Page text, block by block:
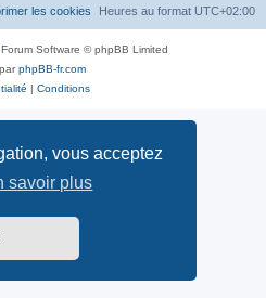
vous acceptez
savoir plus
Heures au format UTC+02:00
les cookies
Software © phpBB Limited
phpBB-fr.com
| Conditions